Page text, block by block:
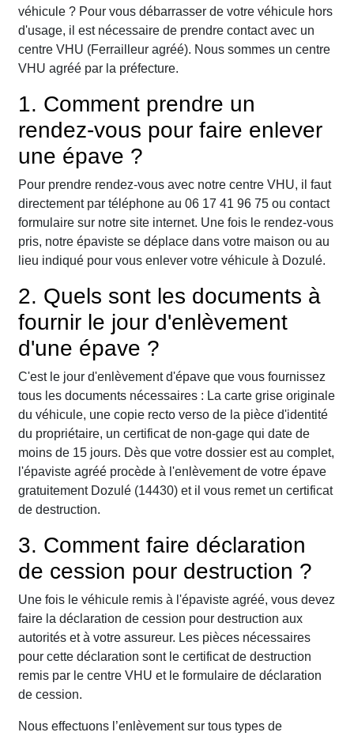
véhicule ? Pour vous débarrasser de votre véhicule hors
d'usage, il est nécessaire de prendre contact avec un
centre VHU (Ferrailleur agréé). Nous sommes un centre
VHU agréé par la préfecture.
1. Comment prendre un
rendez-vous pour faire enlever
une épave ?
Pour prendre rendez-vous avec notre centre VHU, il faut
directement par téléphone au 06 17 41 96 75 ou contact
formulaire sur notre site internet. Une fois le rendez-vous
pris, notre épaviste se déplace dans votre maison ou au
lieu indiqué pour vous enlever votre véhicule à Dozulé.
2. Quels sont les documents à
fournir le jour d'enlèvement
d'une épave ?
C'est le jour d'enlèvement d'épave que vous fournissez
tous les documents nécessaires : La carte grise originale
du véhicule, une copie recto verso de la pièce d'identité
du propriétaire, un certificat de non-gage qui date de
moins de 15 jours. Dès que votre dossier est au complet,
l'épaviste agréé procède à l'enlèvement de votre épave
gratuitement Dozulé (14430) et il vous remet un certificat
de destruction.
3. Comment faire déclaration
de cession pour destruction ?
Une fois le véhicule remis à l'épaviste agréé, vous devez
faire la déclaration de cession pour destruction aux
autorités et à votre assureur. Les pièces nécessaires
pour cette déclaration sont le certificat de destruction
remis par le centre VHU et le formulaire de déclaration
de cession.
Nous effectuons l’enlèvement sur tous types de